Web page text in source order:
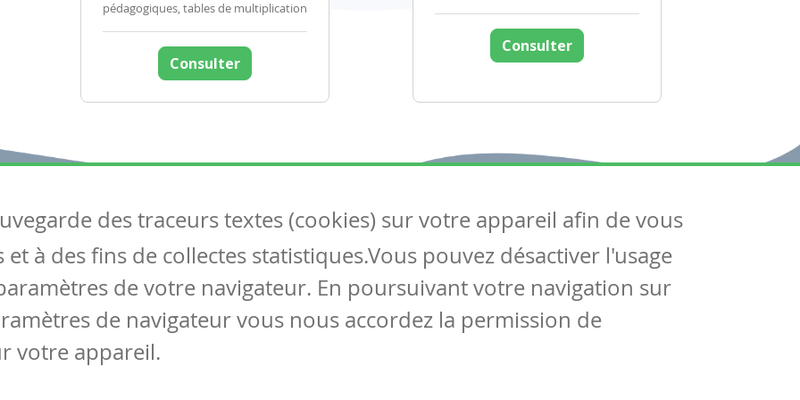
pédagogiques, tables de multiplication
Consulter
Consulter
Articles
Tous les articles
Articles DYS
Circulaires
Suivez-nous
Contactez-nous
Soutien scolaire
des traceurs textes (cookies) sur votre appareil afin de vous
à des fins de collectes statistiques.Vous pouvez désactiver l'usage
de votre navigateur. En poursuivant votre navigation sur
de navigateur vous nous accordez la permission de
votre appareil.